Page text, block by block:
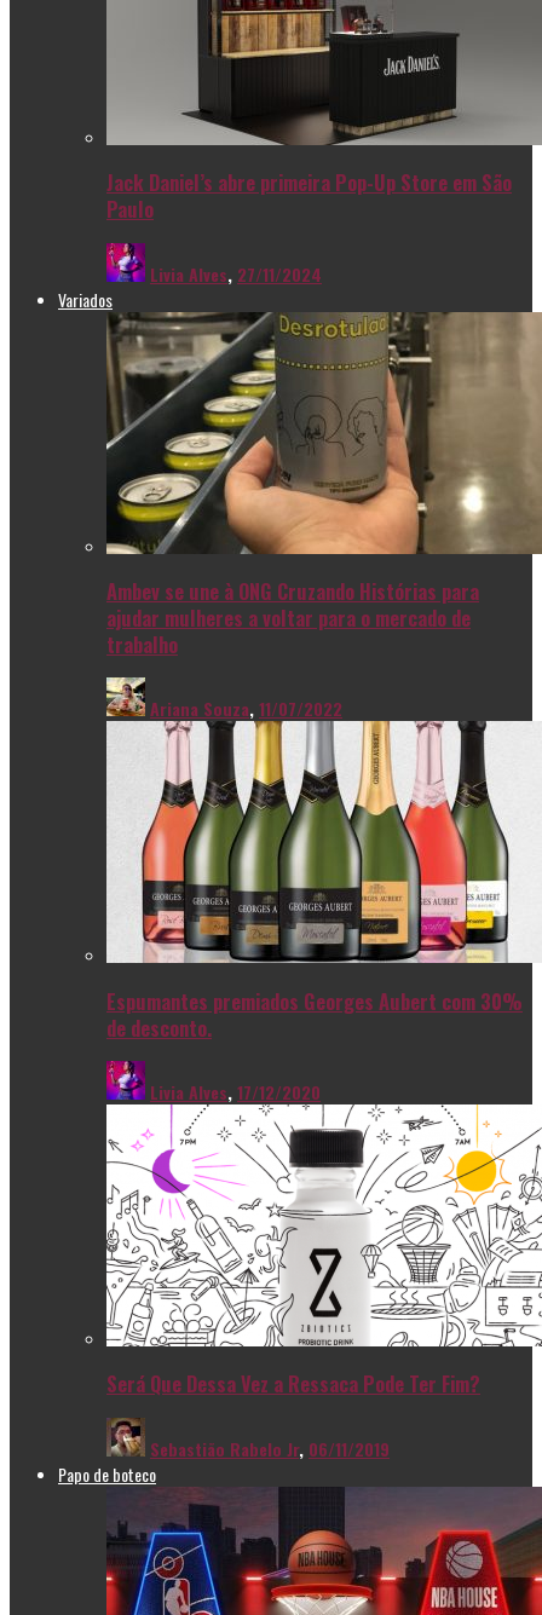
Jack Daniel’s abre primeira Pop-Up Store em São
Paulo
Livia Alves, 27/11/2024
Variados
Ambev se une à ONG Cruzando Histórias para
ajudar mulheres a voltar para o mercado de
trabalho
Ariana Souza,11/07/2022
Espumantes premiados Georges Aubert com 30%
de desconto.
Livia Alves,17/12/2020
Será Que Dessa Vez a Ressaca Pode Ter Fim?
Sebastião Rabelo Jr, 06/11/2019
Papo de boteco